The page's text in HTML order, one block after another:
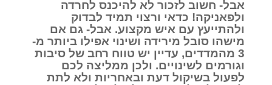
אבל- חשוב לזכור לא להיכנס לחרדה
ולפאניקה! כדאי ורצוי תמיד לבדוק
ולהתייעץ עם איש מקצוע. אבל- גם אם
מישהו סובל מירידה ושינוי אפילו ביותר מ-
3 מהמדדים, עדיין יש טווח רחב של סיבות
וגורמים לשינויים. ולכן ממליצה לכם
לפעול בשיקול דעת ובאחריות ולא לתת